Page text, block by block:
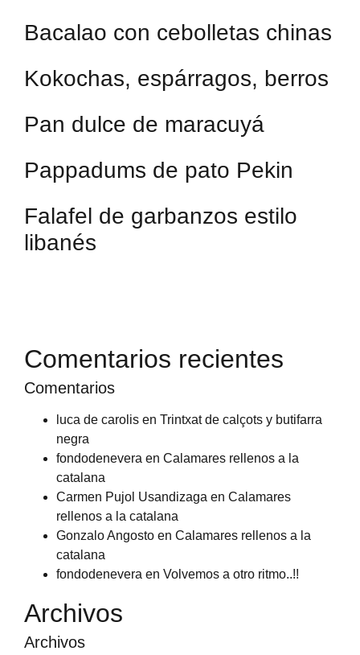
Bacalao con cebolletas chinas
Kokochas, espárragos, berros
Pan dulce de maracuyá
Pappadums de pato Pekin
Falafel de garbanzos estilo
libanés
Comentarios recientes
Comentarios
luca de carolis en Trintxat de calçots y butifarra
negra
fondodenevera en Calamares rellenos a la
catalana
Carmen Pujol Usandizaga en Calamares
rellenos a la catalana
Gonzalo Angosto en Calamares rellenos a la
catalana
fondodenevera en Volvemos a otro ritmo..!!
Archivos
Archivos